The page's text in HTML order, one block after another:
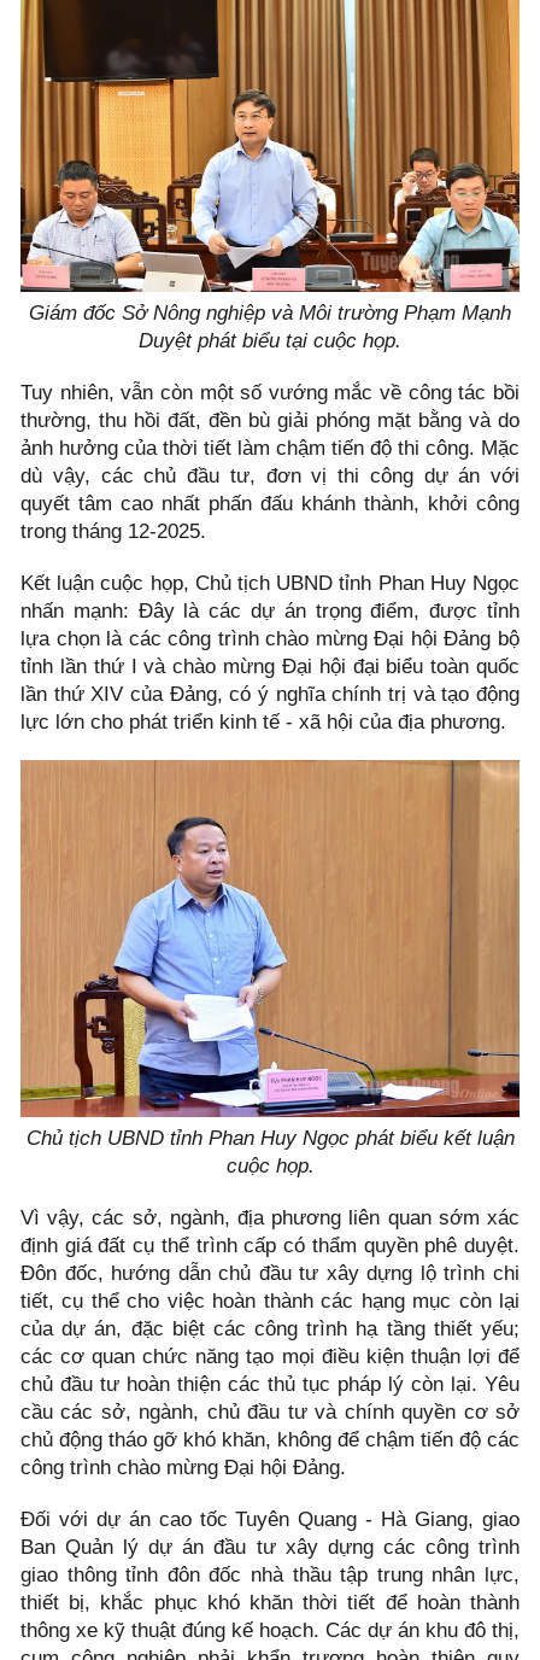
Giám đốc Sở Nông nghiệp và Môi trường Phạm Mạnh
Duyệt phát biểu tại cuộc họp.
Tuy nhiên, vẫn còn một số vướng mắc về công tác bồi
thường, thu hồi đất, đền bù giải phóng mặt bằng và do
ảnh hưởng của thời tiết làm chậm tiến độ thi công. Mặc
dù vậy, các chủ đầu tư, đơn vị thi công dự án với
quyết tâm cao nhất phấn đấu khánh thành, khởi công
trong tháng 12-2025.
Kết luận cuộc họp, Chủ tịch UBND tỉnh Phan Huy Ngọc
nhấn mạnh: Đây là các dự án trọng điểm, được tỉnh
lựa chọn là các công trình chào mừng Đại hội Đảng bộ
tỉnh lần thứ I và chào mừng Đại hội đại biểu toàn quốc
lần thứ XIV của Đảng, có ý nghĩa chính trị và tạo động
lực lớn cho phát triển kinh tế - xã hội của địa phương.
Chủ tịch UBND tỉnh Phan Huy Ngọc phát biểu kết luận
cuộc họp.
Vì vậy, các sở, ngành, địa phương liên quan sớm xác
định giá đất cụ thể trình cấp có thẩm quyền phê duyệt.
Đôn đốc, hướng dẫn chủ đầu tư xây dựng lộ trình chi
tiết, cụ thể cho việc hoàn thành các hạng mục còn lại
của dự án, đặc biệt các công trình hạ tầng thiết yếu;
các cơ quan chức năng tạo mọi điều kiện thuận lợi để
chủ đầu tư hoàn thiện các thủ tục pháp lý còn lại. Yêu
cầu các sở, ngành, chủ đầu tư và chính quyền cơ sở
chủ động tháo gỡ khó khăn, không để chậm tiến độ các
công trình chào mừng Đại hội Đảng.
Đối với dự án cao tốc Tuyên Quang - Hà Giang, giao
Ban Quản lý dự án đầu tư xây dựng các công trình
giao thông tỉnh đôn đốc nhà thầu tập trung nhân lực,
thiết bị, khắc phục khó khăn thời tiết để hoàn thành
thông xe kỹ thuật đúng kế hoạch. Các dự án khu đô thị,